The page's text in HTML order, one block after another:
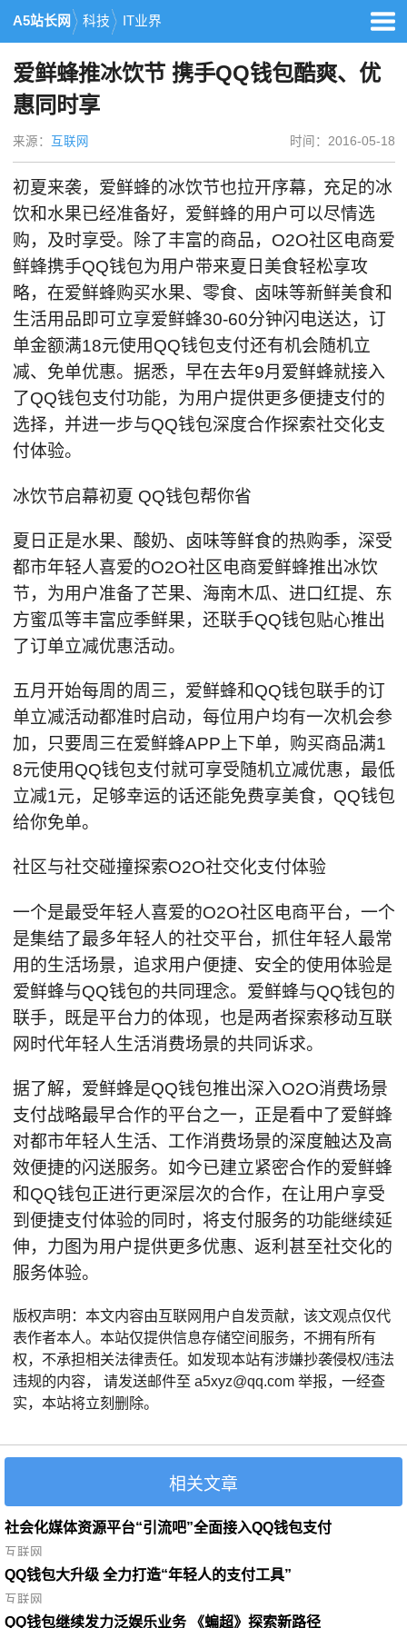
A5站长网 科技 IT业界
爱鲜蜂推冰饮节 携手QQ钱包酷爽、优
惠同时享
来源： 互联网 时间：2016-05-18
初夏来袭，爱鲜蜂的冰饮节也拉开序幕，充足的冰
饮和水果已经准备好，爱鲜蜂的用户可以尽情选
购，及时享受。除了丰富的商品，O2O社区电商爱
鲜蜂携手QQ钱包为用户带来夏日美食轻松享攻
略，在爱鲜蜂购买水果、零食、卤味等新鲜美食和
生活用品即可立享爱鲜蜂30-60分钟闪电送达，订
单金额满18元使用QQ钱包支付还有机会随机立
减、免单优惠。据悉，早在去年9月爱鲜蜂就接入
了QQ钱包支付功能，为用户提供更多便捷支付的
选择，并进一步与QQ钱包深度合作探索社交化支
付体验。
冰饮节启幕初夏 QQ钱包帮你省
夏日正是水果、酸奶、卤味等鲜食的热购季，深受
都市年轻人喜爱的O2O社区电商爱鲜蜂推出冰饮
节，为用户准备了芒果、海南木瓜、进口红提、东
方蜜瓜等丰富应季鲜果，还联手QQ钱包贴心推出
了订单立减优惠活动。
五月开始每周的周三，爱鲜蜂和QQ钱包联手的订
单立减活动都准时启动，每位用户均有一次机会参
加，只要周三在爱鲜蜂APP上下单，购买商品满1
8元使用QQ钱包支付就可享受随机立减优惠，最低
立减1元，足够幸运的话还能免费享美食，QQ钱包
给你免单。
社区与社交碰撞探索O2O社交化支付体验
一个是最受年轻人喜爱的O2O社区电商平台，一个
是集结了最多年轻人的社交平台，抓住年轻人最常
用的生活场景，追求用户便捷、安全的使用体验是
爱鲜蜂与QQ钱包的共同理念。爱鲜蜂与QQ钱包的
联手，既是平台力的体现，也是两者探索移动互联
网时代年轻人生活消费场景的共同诉求。
据了解，爱鲜蜂是QQ钱包推出深入O2O消费场景
支付战略最早合作的平台之一，正是看中了爱鲜蜂
对都市年轻人生活、工作消费场景的深度触达及高
效便捷的闪送服务。如今已建立紧密合作的爱鲜蜂
和QQ钱包正进行更深层次的合作，在让用户享受
到便捷支付体验的同时，将支付服务的功能继续延
伸，力图为用户提供更多优惠、返利甚至社交化的
服务体验。
版权声明：本文内容由互联网用户自发贡献，该文观点仅代
表作者本人。本站仅提供信息存储空间服务，不拥有所有
权，不承担相关法律责任。如发现本站有涉嫌抄袭侵权/违法
违规的内容， 请发送邮件至 a5xyz@qq.com 举报，一经查
实，本站将立刻删除。
相关文章
社会化媒体资源平台“引流吧”全面接入QQ钱包支付
互联网
QQ钱包大升级 全力打造“年轻人的支付工具”
互联网
QQ钱包继续发力泛娱乐业务 《蝙超》探索新路径